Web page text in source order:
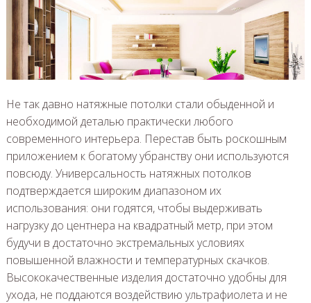
Не так давно натяжные потолки стали обыденной и
необходимой деталью практически любого
современного интерьера. Перестав быть роскошным
приложением к богатому убранству они используются
повсюду. Универсальность натяжных потолков
подтверждается широким диапазоном их
использования: они годятся, чтобы выдерживать
нагрузку до центнера на квадратный метр, при этом
будучи в достаточно экстремальных условиях
повышенной влажности и температурных скачков.
Высококачественные изделия достаточно удобны для
ухода, не поддаются воздействию ультрафиолета и не